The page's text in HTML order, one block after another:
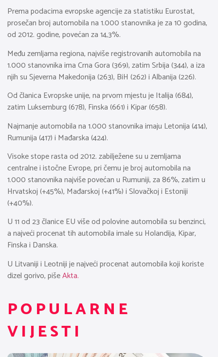
Prema podacima evropske agencije za statistiku Eurostat,
prosečan broj automobila na 1.000 stanovnika je za 10 godina,
od 2012. godine, povećan za 14,3%.
Među zemljama regiona, najviše registrovanih automobila na
1.000 stanovnika ima Crna Gora (369), zatim Srbija (344), a iza
njih su Sjeverna Makedonija (263), BiH (262) i Albanija (226).
Od članica Evropske unije, na prvom mjestu je Italija (684),
zatim Luksemburg (678), Finska (661) i Kipar (658).
Najmanje automobila na 1.000 stanovnika imaju Letonija (414),
Rumunija (417) i Mađarska (424).
Visoke stope rasta od 2012. zabilježene su u zemljama
centralne i istočne Evrope, pri čemu je broj automobila na
1.000 stanovnika najviše povećan u Rumuniji, za 86%, zatim u
Hrvatskoj (+45%), Mađarskoj (+41%) i Slovačkoj i Estoniji
(+40%).
U 11 od 23 članice EU više od polovine automobila su benzinci,
a najveći procenat tih automobila imale su Holandija, Kipar,
Finska i Danska.
U Litvaniji i Leotniji je najveći procenat automobila koji koriste
dizel gorivo, pišeAkta.
POPULARNE
VIJESTI